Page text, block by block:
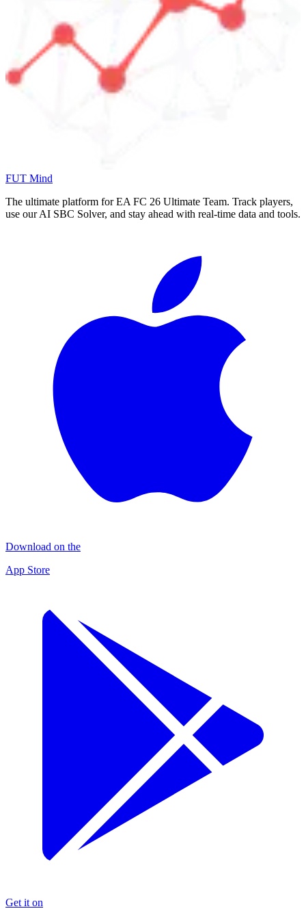
FUT Mind
The ultimate platform for EA FC 26 Ultimate Team. Track players,
use our AI SBC Solver, and stay ahead with real-time data and tools.
Download on the
App Store
Get it on